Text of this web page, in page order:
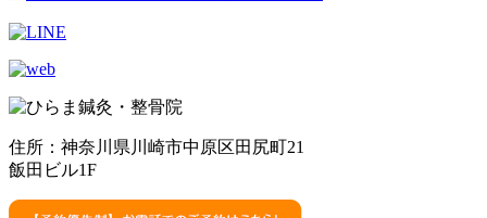
住所：神奈川県川崎市中原区田尻町21
飯田ビル1F